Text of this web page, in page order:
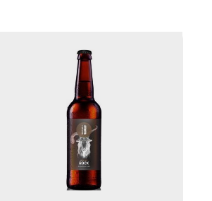
klassieke stamppotten eens met
deze SPINOZA DubbelBock